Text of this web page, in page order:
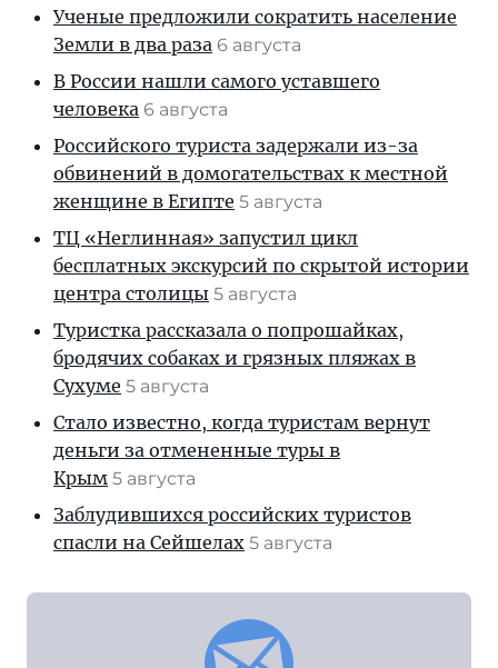
Ученые предложили сократить население
Земли в два раза 6 августа
В России нашли самого уставшего
человека 6 августа
Российского туриста задержали из-за
обвинений в домогательствах к местной
женщине в Египте 5 августа
ТЦ «Неглинная» запустил цикл
бесплатных экскурсий по скрытой истории
центра столицы 5 августа
Туристка рассказала о попрошайках,
бродячих собаках и грязных пляжах в
Сухуме 5 августа
Стало известно, когда туристам вернут
деньги за отмененные туры в
Крым 5 августа
Заблудившихся российских туристов
спасли на Сейшелах 5 августа